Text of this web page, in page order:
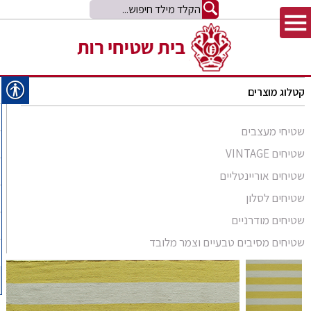
קטלוג מוצרים
שטיחי מעצבים
שטיחים VINTAGE
שטיחים אוריינטליים
סומק פרסי
סומק קווקזי
שטיח קילים
קילים אפגני
קילים הודי
שטיחי זיגלר
שטיחי משי
שטיחים לסלון
שטיחים מודרניים
Arabesque
Bliss
Comfort Shag
שטיחים מסיבים טבעיים וצמר מלובד
שטיחים מסיבים טבעיים
שטיחים מצמר מלובד